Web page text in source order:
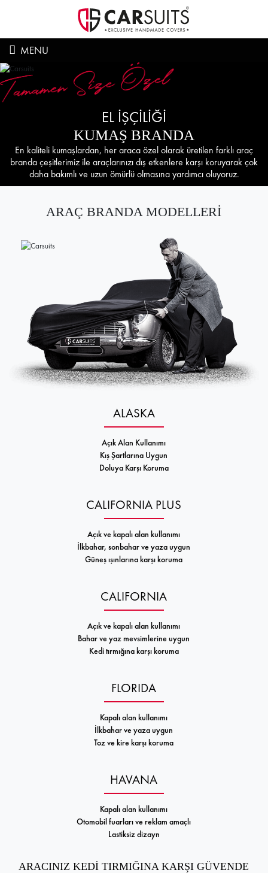
MENU
EL İŞÇİLİĞİ
KUMAŞ BRANDA
En kaliteli kumaşlardan, her araca özel olarak üretilen farklı araç
branda çeşitlerimiz ile araçlarınızı dış etkenlere karşı koruyarak çok
daha bakımlı ve uzun ömürlü olmasına yardımcı oluyoruz.
ALASKA
Açık Alan Kullanımı
Kış Şartlarına Uygun
Doluya Karşı Koruma
ARAÇ BRANDA MODELLERİ
CALIFORNIA PLUS
Açık ve kapalı alan kullanımı
İlkbahar, sonbahar ve yaza uygun
Güneş ışınlarına karşı koruma
CALIFORNIA
Açık ve kapalı alan kullanımı
Bahar ve yaz mevsimlerine uygun
Kedi tırmığına karşı koruma
FLORIDA
Kapalı alan kullanımı
İlkbahar ve yaza uygun
Toz ve kire karşı koruma
HAVANA
Kapalı alan kullanımı
Otomobil fuarları ve reklam amaçlı
Lastiksiz dizayn
ARACINIZ KEDİ TIRMIĞINA KARŞI GÜVENDE